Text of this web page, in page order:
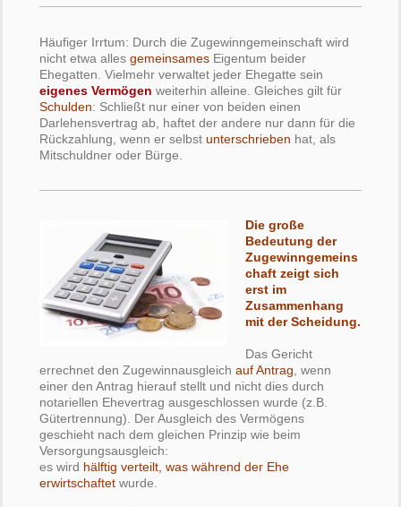
Häufiger Irrtum: Durch die Zugewinngemeinschaft wird
nicht etwa alles gemeinsames Eigentum beider
Ehegatten. Vielmehr verwaltet jeder Ehegatte sein
eigenes Vermögen weiterhin alleine. Gleiches gilt für
Schulden: Schließt nur einer von beiden einen
Darlehensvertrag ab, haftet der andere nur dann für die
Rückzahlung, wenn er selbst unterschrieben hat, als
Mitschuldner oder Bürge.
Die große
Bedeutung der
Zugewinngemeins
chaft zeigt sich
erst im
Zusammenhang
mit der Scheidung.
Das Gericht
errechnet den Zugewinnausgleich auf Antrag, wenn
einer den Antrag hierauf stellt und nicht dies durch
notariellen Ehevertrag ausgeschlossen wurde (z.B.
Gütertrennung). Der Ausgleich des Vermögens
geschieht nach dem gleichen Prinzip wie beim
Versorgungsausgleich:
es wird hälftig verteilt, was während der Ehe
erwirtschaftet wurde.